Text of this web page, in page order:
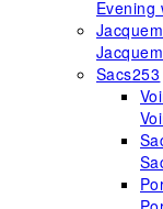
Evening
Sacs253